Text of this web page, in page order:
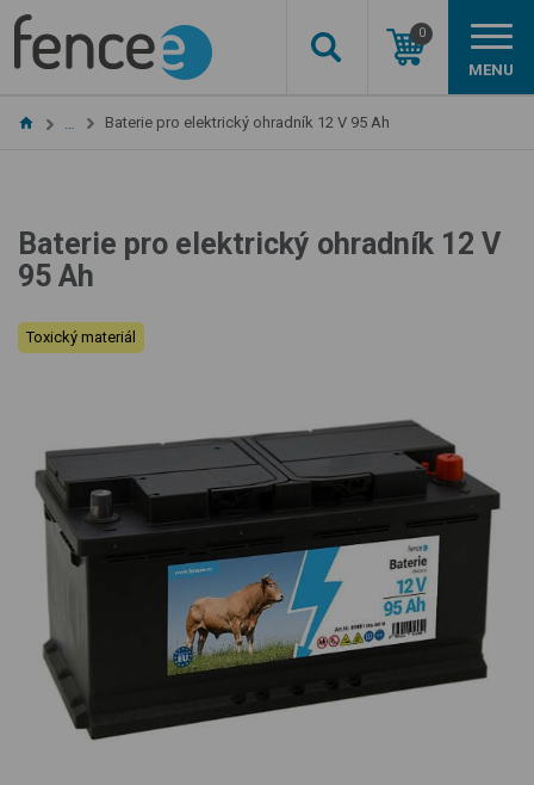
0
MENU
Baterie pro elektrický ohradník 12 V 95 Ah
Baterie pro elektrický ohradník 12 V
95 Ah
Toxický materiál